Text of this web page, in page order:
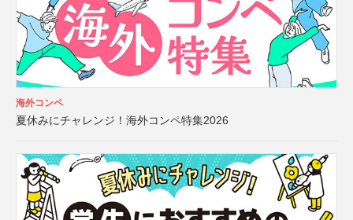
海外コンペ
夏休みにチャレンジ！海外コンペ特集2026